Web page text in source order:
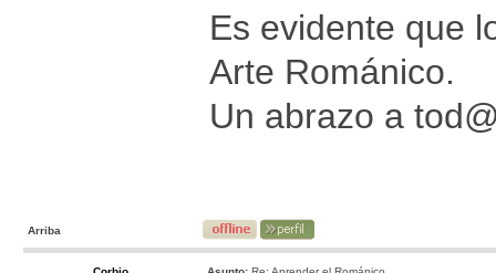
Es evidente que
Arte Románico.
Un abrazo a
Arriba